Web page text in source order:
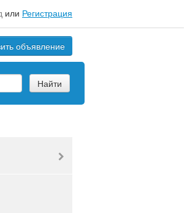
или Регистрация
объявление
Найти